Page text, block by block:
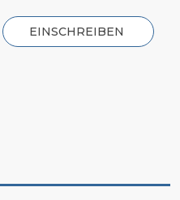
EINSCHREIBEN